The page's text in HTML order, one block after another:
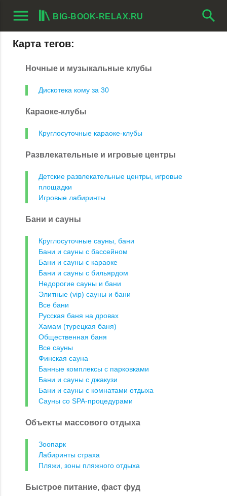
menu BIG-BOOK-RELAX.RU search
Карта тегов:
Ночные и музыкальные клубы
Дискотека кому за 30
Караоке-клубы
Круглосуточные караоке-клубы
Развлекательные и игровые центры
Детские развлекательные центры, игровые
площадки
Игровые лабиринты
Бани и сауны
Круглосуточные сауны, бани
Бани и сауны с бассейном
Бани и сауны с караоке
Бани и сауны с бильярдом
Недорогие сауны и бани
Элитные (vip) сауны и бани
Все бани
Русская баня на дровах
Хамам (турецкая баня)
Общественная баня
Все сауны
Финская сауна
Банные комплексы с парковками
Бани и сауны с джакузи
Бани и сауны с комнатами отдыха
Сауны со SPA-процедурами
Объекты массового отдыха
Зоопарк
Лабиринты страха
Пляжи, зоны пляжного отдыха
Быстрое питание, фаст фуд